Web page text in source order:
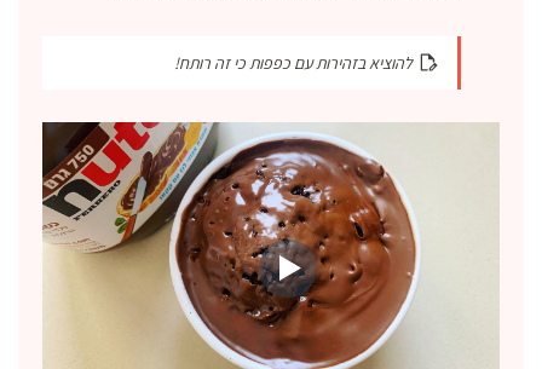
להוציא בזהירות עם כפפות כי זה רותח!